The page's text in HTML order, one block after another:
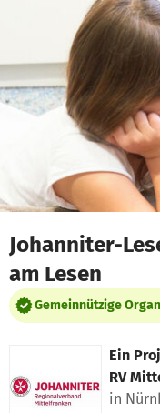
Zum Hauptinhalt
Erklärung zur
Johanniter-
am Lesen
Gemeinnützige
Ein
RV
in